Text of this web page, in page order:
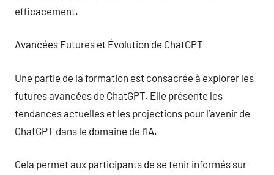
efficacement.
Avancées Futures et Évolution de ChatGPT
Une partie de la formation est consacrée à explorer les
futures avancées de ChatGPT. Elle présente les
tendances actuelles et les projections pour l’avenir de
ChatGPT dans le domaine de l’IA.
Cela permet aux participants de se tenir informés sur